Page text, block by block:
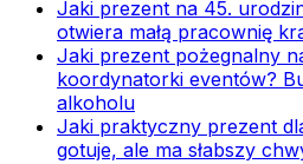
Jaki prezent na 45.
otwiera małą pracownię
Jaki prezent pożegnalny
koordynatorki eventów?
alkoholu
Jaki praktyczny prezent
gotuje, ale ma słabszy